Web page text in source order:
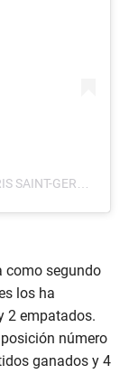
UNA PUBLICACIÓN COMPARTIDA POR PARIS SAINT-GERMAIN (@PSG)
como segundo
los ha
2 empatados.
número
ganados y 4